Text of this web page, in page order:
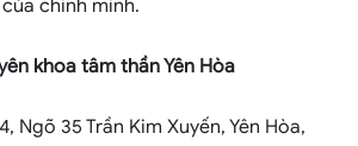
chính mình.
khoa tâm thần Yên Hòa
Ngõ 35 Trần Kim Xuyến, Yên Hòa,